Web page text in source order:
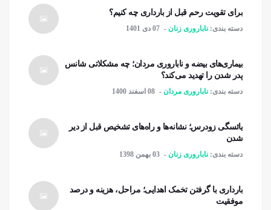
برای تقویت رحم قبل از بارداری چه کنیم؟
دسته بندی: ناباروری زنان 07 دی 1401
بیماری‌های بیضه و ناباروری مردان؛ چه مشکلاتی شانس
پدر شدن را تهدید می‌کند؟
دسته بندی: ناباروری مردان 08 اسفند 1400
یائسگی زودرس؛ نشانه‌ها و راه‌های تشخیص قبل از دیر
شدن
دسته بندی: ناباروری زنان 03 بهمن 1398
بارداری با گرفتن تخمک اهدایی؛ مراحل، هزینه و درصد
موفقیت